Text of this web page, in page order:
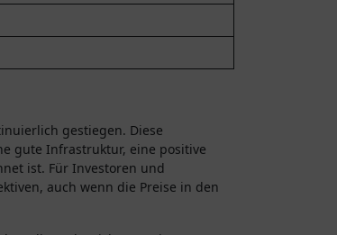
gestiegen. Diese
gute Infrastruktur, eine positive
ist. Für Investoren und
auch wenn die Preise in den